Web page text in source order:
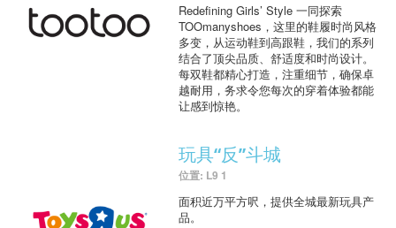
Redefining Girls’ Style 一同探索
TOOmanyshoes，这里的鞋履时尚风格
多变，从运动鞋到高跟鞋，我们的系列
结合了顶尖品质、舒适度和时尚设计。
每双鞋都精心打造，注重细节，确保卓
越耐用，务求令您每次的穿着体验都能
让感到惊艳。
玩具“反”斗城
位置: L9 1
面积近万平方呎，提供全城最新玩具产
品。